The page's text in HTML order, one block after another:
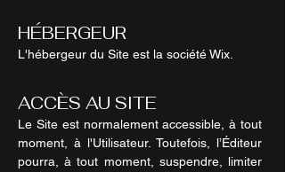
HÉBERGEUR
L'hébergeur du Site est la société Wix.
ACCÈS AU SITE
Le Site est normalement accessible, à tout
moment, à l'Utilisateur. Toutefois, l’Éditeur
pourra, à tout moment, suspendre, limiter